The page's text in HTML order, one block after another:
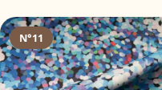
N°11